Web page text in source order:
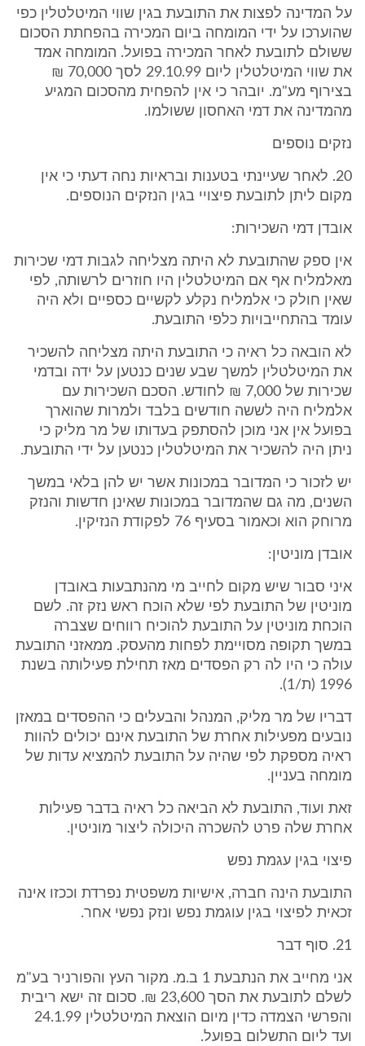
על המדינה לפצות את התובעת בגין שווי המיטלטלין כפי
שהוערכו על ידי המומחה ביום המכירה בהפחתת הסכום
ששולם לתובעת לאחר המכירה בפועל. המומחה אמד
את שווי המיטלטלין ליום 29.10.99 לסך 70,000 ₪
בצירוף מע"מ. יובהר כי אין להפחית מהסכום המגיע
מהמדינה את דמי האחסון ששולמו.
נזקים נוספים
20. לאחר שעיינתי בטענות ובראיות נחה דעתי כי אין
מקום ליתן לתובעת פיצויי בגין הנזקים הנוספים.
אובדן דמי השכירות:
אין ספק שהתובעת לא היתה מצליחה לגבות דמי שכירות
מאלמליח אף אם המיטלטלין היו חוזרים לרשותה, לפי
שאין חולק כי אלמליח נקלע לקשיים כספיים ולא היה
עומד בהתחייבויות כלפי התובעת.
לא הובאה כל ראיה כי התובעת היתה מצליחה להשכיר
את המיטלטלין למשך שבע שנים כנטען על ידה ובדמי
שכירות של 7,000 ₪ לחודש. הסכם השכירות עם
אלמליח היה לששה חודשים בלבד ולמרות שהוארך
בפועל אין אני מוכן להסתפק בעדותו של מר מליק כי
ניתן היה להשכיר את המיטלטלין כנטען על ידי התובעת.
יש לזכור כי המדובר במכונות אשר יש להן בלאי במשך
השנים, מה גם שהמדובר במכונות שאינן חדשות והנזק
מרוחק הוא וכאמור בסעיף 76 לפקודת הנזיקין.
אובדן מוניטין:
איני סבור שיש מקום לחייב מי מהנתבעות באובדן
מוניטין של התובעת לפי שלא הוכח ראש נזק זה. לשם
הוכחת מוניטין על התובעת להוכיח רווחים שצברה
במשך תקופה מסויימת לפחות מהעסק. ממאזני התובעת
עולה כי היו לה רק הפסדים מאז תחילת פעילותה בשנת
1996 (ת/1).
דבריו של מר מליק, המנהל והבעלים כי ההפסדים במאזן
נובעים מפעילות אחרת של התובעת אינם יכולים להוות
ראיה מספקת לפי שהיה על התובעת להמציא עדות של
מומחה בעניין.
זאת ועוד, התובעת לא הביאה כל ראיה בדבר פעילות
אחרת שלה פרט להשכרה היכולה ליצור מוניטין.
פיצוי בגין עגמת נפש
התובעת הינה חברה, אישיות משפטית נפרדת וככזו אינה
זכאית לפיצוי בגין עוגמת נפש ונזק נפשי אחר.
21. סוף דבר
אני מחייב את הנתבעת 1 ב.מ. מקור העץ והפורניר בע"מ
לשלם לתובעת את הסך 23,600 ₪. סכום זה ישא ריבית
והפרשי הצמדה כדין מיום הוצאת המיטלטלין 24.1.99
ועד ליום התשלום בפועל.